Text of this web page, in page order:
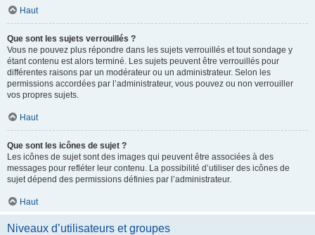
Haut
Que sont les sujets verrouillés ?
Vous ne pouvez plus répondre dans les sujets verrouillés et tout sondage y
étant contenu est alors terminé. Les sujets peuvent être verrouillés pour
différentes raisons par un modérateur ou un administrateur. Selon les
permissions accordées par l’administrateur, vous pouvez ou non verrouiller
vos propres sujets.
Haut
Que sont les icônes de sujet ?
Les icônes de sujet sont des images qui peuvent être associées à des
messages pour refléter leur contenu. La possibilité d’utiliser des icônes de
sujet dépend des permissions définies par l’administrateur.
Haut
Niveaux d’utilisateurs et groupes